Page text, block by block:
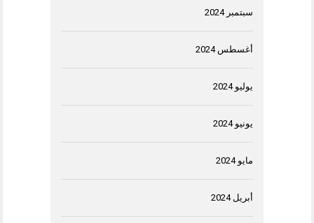
سبتمبر 2024
أغسطس 2024
يوليو 2024
يونيو 2024
مايو 2024
أبريل 2024